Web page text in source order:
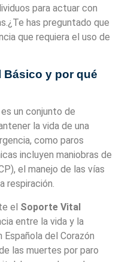
para actuar con
has preguntado que
que requiera el uso de
Básico y por qué
un conjunto de
la vida de una
como paros
incluyen maniobras de
el manejo de las vías
respiración.
el Soporte Vital
entre la vida y la
Española del Corazón
las muertes por paro